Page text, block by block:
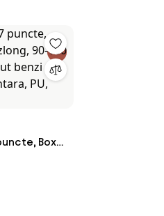
Boxe
90-180
benzi